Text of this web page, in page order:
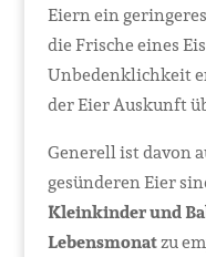
Eiern ein
die Frische eines
Unbedenklichkeit
der Eier Auskunft
Generell ist davon
gesünderen Eier
Kleinkinder und
Lebensmonatzu